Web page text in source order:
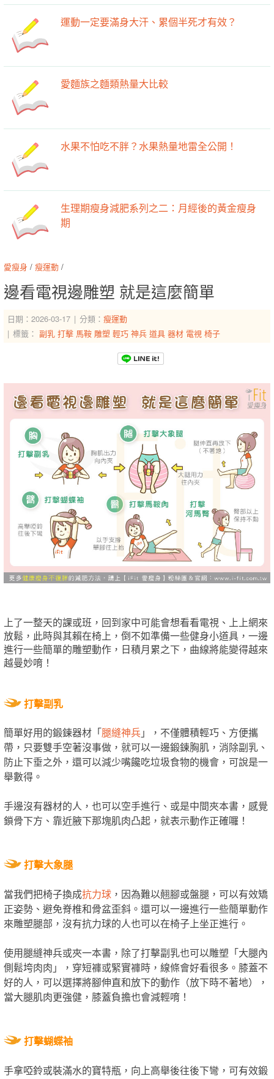
運動一定要滿身大汗、累個半死才有效？
愛麵族之麵類熱量大比較
水果不怕吃不胖？水果熱量地雷全公開！
生理期瘦身減肥系列之二：月經後的黃金瘦身
期
愛瘦身 / 瘦運動 /
邊看電視邊雕塑 就是這麼簡單
日期：2026-03-17 分類： 瘦運動
標籤： 副乳 打擊 馬鞍 雕塑 輕巧 神兵 道具 器材 電視 椅子
上了一整天的課或班，回到家中可能會想看看電視、上上網來
放鬆，此時與其賴在椅上，倒不如準備一些健身小道具，一邊
進行一些簡單的雕塑動作，日積月累之下，曲線將能變得越來
越曼妙唷！
打擊副乳
簡單好用的鍛鍊器材「腿縫神兵」，不僅體積輕巧、方便攜
帶，只要雙手空著沒事做，就可以一邊鍛鍊胸肌，消除副乳、
防止下垂之外，還可以減少嘴饞吃垃圾食物的機會，可說是一
舉數得。
手邊沒有器材的人，也可以空手進行、或是中間夾本書，感覺
鎖骨下方、靠近腋下那塊肌肉凸起，就表示動作正確囉！
打擊大象腿
當我們把椅子換成抗力球 ，因為難以翹腳或盤腿，可以有效矯
正姿勢、避免脊椎和骨盆歪斜。還可以一邊進行一些簡單動作
來雕塑腿部，沒有抗力球的人也可以在椅子上坐正進行。
使用腿縫神兵或夾一本書，除了打擊副乳也可以雕塑「大腿內
側鬆垮肉肉」，穿短褲或緊實褲時，線條會好看很多。膝蓋不
好的人，可以選擇將腳伸直和放下的動作（放下時不著地），
當大腿肌肉更強健，膝蓋負擔也會減輕唷！
打擊蝴蝶袖
手拿啞鈴或裝滿水的寶特瓶，向上高舉後往後下彎，可有效鍛